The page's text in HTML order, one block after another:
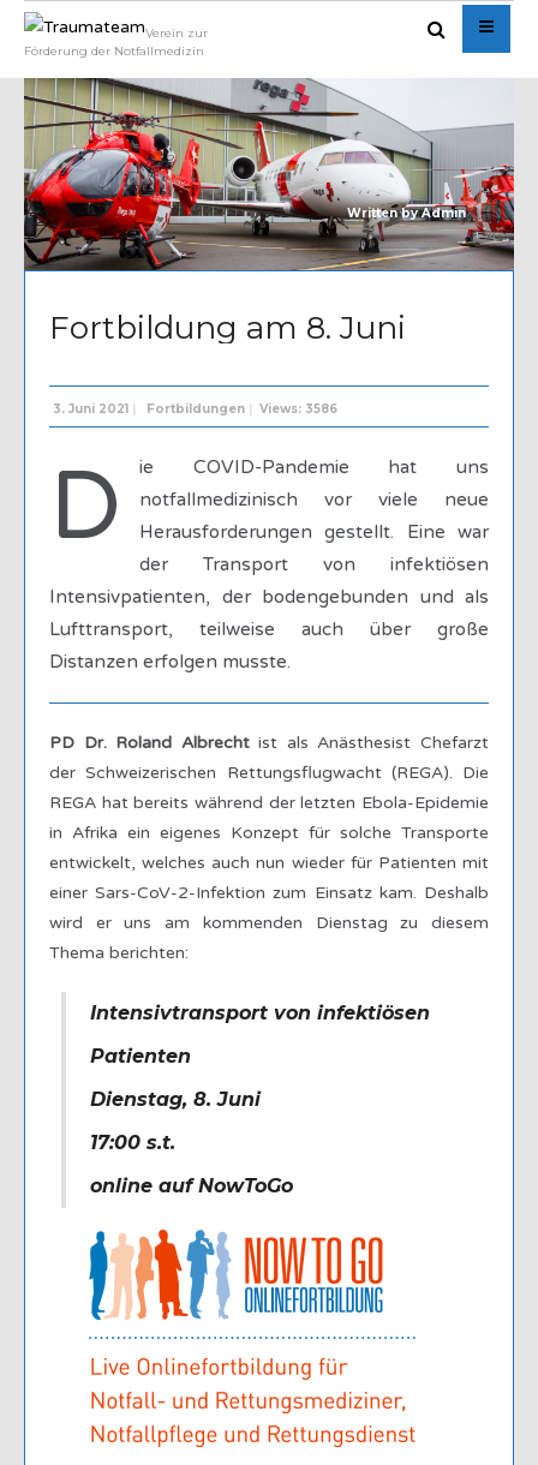
Verein zur
Förderung der Notfallmedizin
Written byAdmin
Fortbildung am 8. Juni
3. Juni 2021 Fortbildungen Views: 3586
D
ie COVID-Pandemie hat uns
notfallmedizinisch vor viele neue
Herausforderungen gestellt. Eine war
der Transport von infektiösen
Intensivpatienten, der bodengebunden und als
Lufttransport, teilweise auch über große
Distanzen erfolgen musste.
PD Dr. Roland Albrechtist als Anästhesist Chefarzt
der Schweizerischen Rettungsflugwacht (REGA). Die
REGA hat bereits während der letzten Ebola-Epidemie
in Afrika ein eigenes Konzept für solche Transporte
entwickelt, welches auch nun wieder für Patienten mit
einer Sars-CoV-2-Infektion zum Einsatz kam. Deshalb
wird er uns am kommenden Dienstag zu diesem
Thema berichten:
Intensivtransport von infektiösen
Patienten
Dienstag, 8. Juni
17:00 s.t.
online auf NowToGo